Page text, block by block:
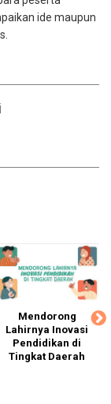
ide maupun
Mendorong
Lahirnya Inovasi
Pendidikan di
Tingkat Daerah